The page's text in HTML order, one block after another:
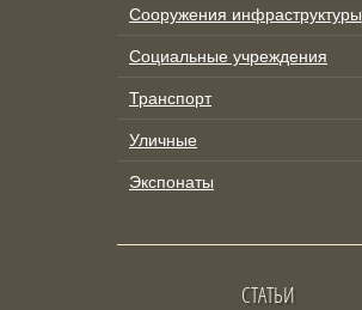
Сооружения инфраструктуры
Социальные учреждения
Транспорт
Уличные
Экспонаты
СТАТЬИ